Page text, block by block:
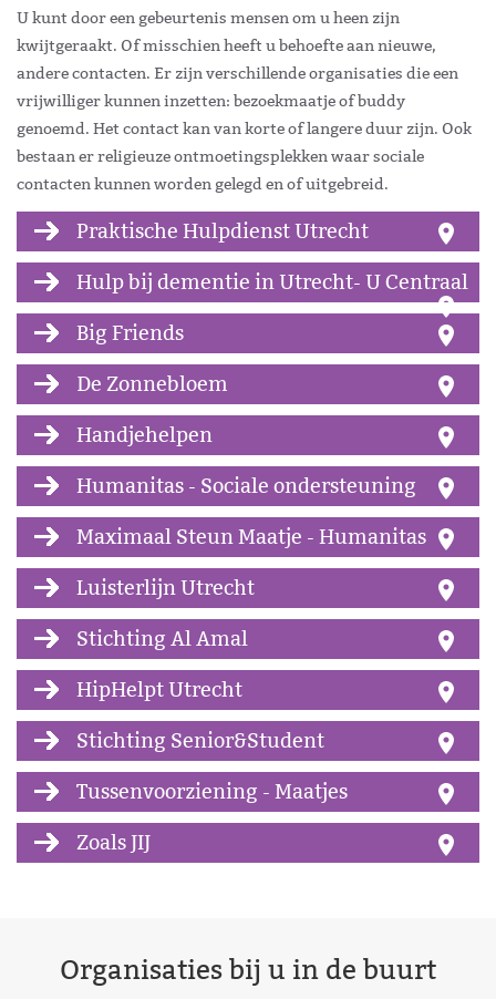
U kunt door een gebeurtenis mensen om u heen zijn
kwijtgeraakt. Of misschien heeft u behoefte aan nieuwe,
andere contacten. Er zijn verschillende organisaties die een
vrijwilliger kunnen inzetten: bezoekmaatje of buddy
genoemd. Het contact kan van korte of langere duur zijn. Ook
bestaan er religieuze ontmoetingsplekken waar sociale
contacten kunnen worden gelegd en of uitgebreid.
Praktische Hulpdienst Utrecht
Hulp bij dementie in Utrecht- U Centraal
Big Friends
De Zonnebloem
Handjehelpen
Humanitas - Sociale ondersteuning
Maximaal Steun Maatje - Humanitas
Luisterlijn Utrecht
Stichting Al Amal
HipHelpt Utrecht
Stichting Senior&Student
Tussenvoorziening - Maatjes
Zoals JIJ
Organisaties bij u in de buurt